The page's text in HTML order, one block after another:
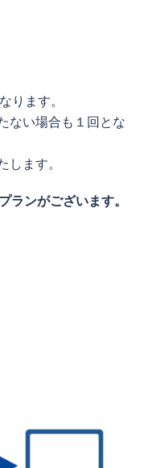
ります。
ない場合も１回とな
ます。
ランがございます。